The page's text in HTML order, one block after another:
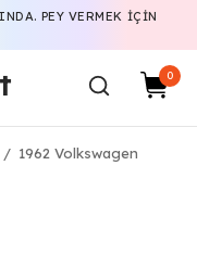
PEY VERMEK IÇIN
0
/ 1962 Volkswagen